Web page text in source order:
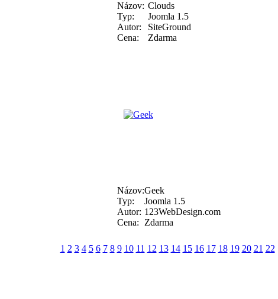
Názov: Clouds
Typ:
Joomla 1.5
Autor:
SiteGround
Cena:
Zdarma
Názov:Geek
Typ:
Joomla 1.5
Autor: 123WebDesign.com
Cena:
Zdarma
1 2 3 4 5 6 7 8 9 10 11 12 13 14 15 16 17 18 19 20 21 22